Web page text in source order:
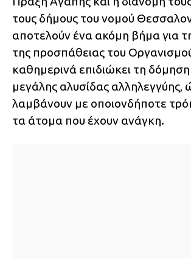
τους δήμους του νομού
αποτελούν ένα ακόμη βήμα για
της προσπάθειας του
καθημερινά επιδιώκει τη δόμηση
μεγάλης αλυσίδας αλληλεγγύης,
λαμβάνουν με οποιονδήποτε
τα άτομα που έχουν ανάγκη.